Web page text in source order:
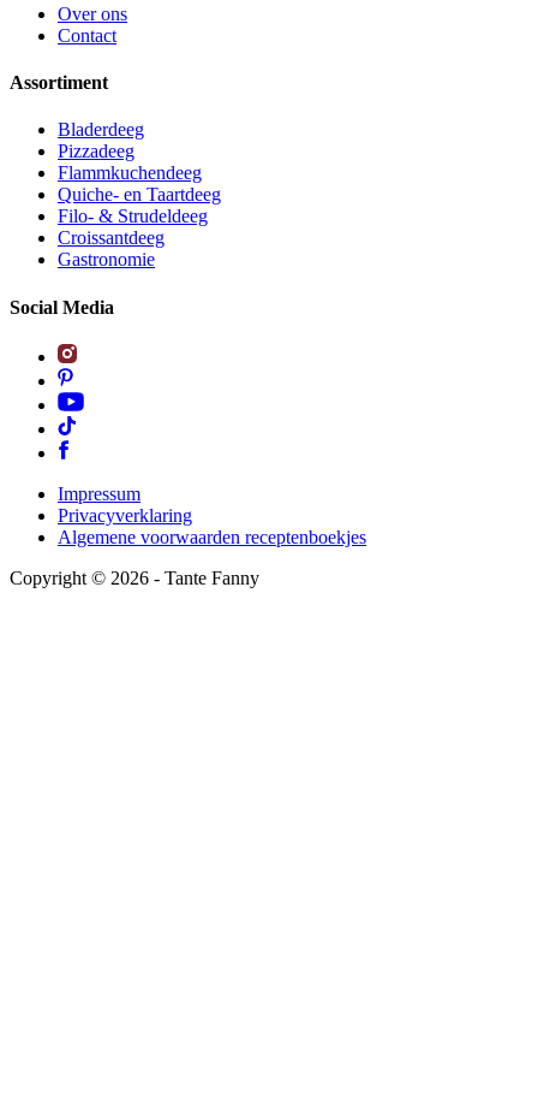
Over ons
Contact
Assortiment
Bladerdeeg
Pizzadeeg
Flammkuchendeeg
Quiche- en Taartdeeg
Filo- & Strudeldeeg
Croissantdeeg
Gastronomie
Social Media
Impressum
Privacyverklaring
Algemene voorwaarden receptenboekjes
Copyright © 2026 - Tante Fanny